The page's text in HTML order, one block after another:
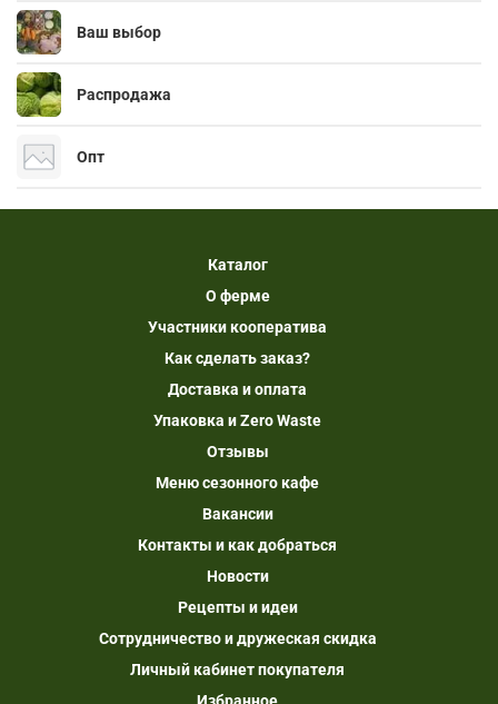
Ваш выбор
Распродажа
Опт
Каталог
О ферме
Участники кооператива
Как сделать заказ?
Доставка и оплата
Упаковка и Zero Waste
Отзывы
Меню сезонного кафе
Вакансии
Контакты и как добраться
Новости
Рецепты и идеи
Сотрудничество и дружеская скидка
Личный кабинет покупателя
Избранное